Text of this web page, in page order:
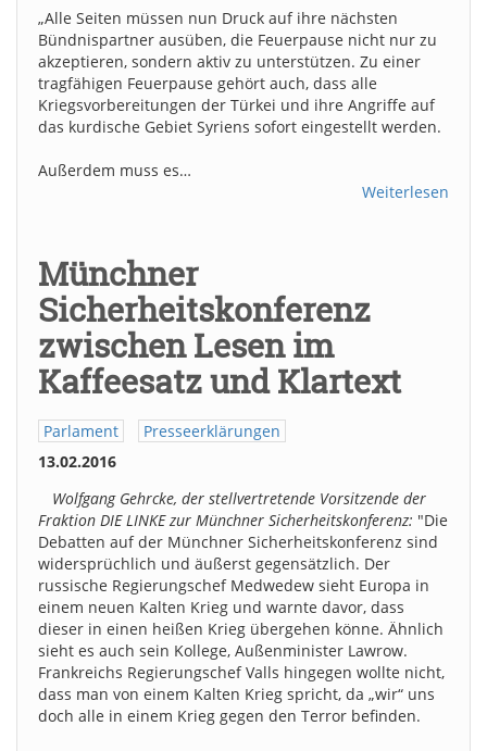
„Alle Seiten müssen nun Druck auf ihre nächsten
Bündnispartner ausüben, die Feuerpause nicht nur zu
akzeptieren, sondern aktiv zu unterstützen. Zu einer
tragfähigen Feuerpause gehört auch, dass alle
Kriegsvorbereitungen der Türkei und ihre Angriffe auf
das kurdische Gebiet Syriens sofort eingestellt werden.
Außerdem muss es…
Weiterlesen
Münchner
Sicherheitskonferenz
zwischen Lesen im
Kaffeesatz und Klartext
Parlament
Presseerklärungen
13.02.2016
Wolfgang Gehrcke, der stellvertretende Vorsitzende der
Fraktion DIE LINKE zur Münchner Sicherheitskonferenz: "Die
Debatten auf der Münchner Sicherheitskonferenz sind
widersprüchlich und äußerst gegensätzlich. Der
russische Regierungschef Medwedew sieht Europa in
einem neuen Kalten Krieg und warnte davor, dass
dieser in einen heißen Krieg übergehen könne. Ähnlich
sieht es auch sein Kollege, Außenminister Lawrow.
Frankreichs Regierungschef Valls hingegen wollte nicht,
dass man von einem Kalten Krieg spricht, da „wir“ uns
doch alle in einem Krieg gegen den Terror befinden.